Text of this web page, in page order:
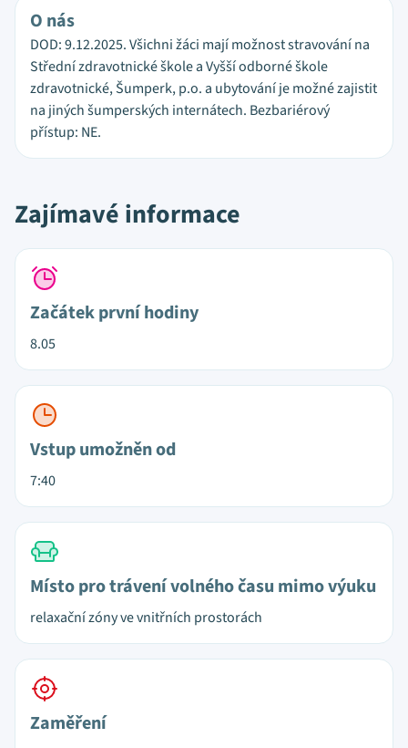
O nás
DOD: 9.12.2025. Všichni žáci mají možnost stravování na
Střední zdravotnické škole a Vyšší odborné škole
zdravotnické, Šumperk, p.o. a ubytování je možné zajistit
na jiných šumperských internátech. Bezbariérový
přístup: NE.
Zajímavé informace
Začátek první hodiny
8.05
Vstup umožněn od
7:40
Místo pro trávení volného času mimo výuku
relaxační zóny ve vnitřních prostorách
Zaměření